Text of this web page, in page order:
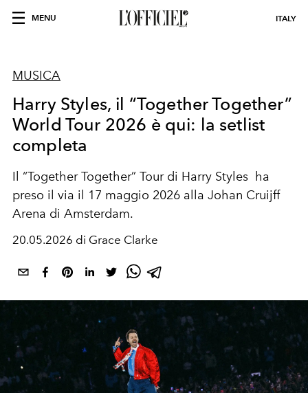
MENU ITALY
MUSICA
Harry Styles, il “Together Together”
World Tour 2026 è qui: la setlist
completa
Il “Together Together” Tour di Harry Styles ha
preso il via il 17 maggio 2026 alla Johan Cruijff
Arena di Amsterdam.
20.05.2026 di Grace Clarke